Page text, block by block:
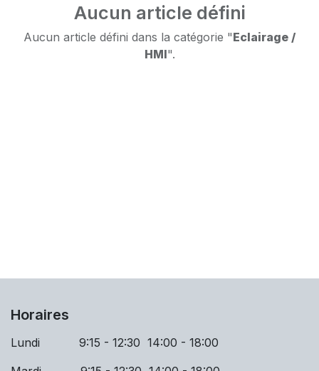
Aucun article défini
Aucun article défini dans la catégorie "Eclairage /
HMI".
Horaires
Lundi 9:15 - 12:30 14:00 - 18:00